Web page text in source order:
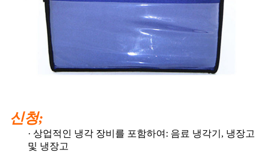
신청;
· 상업적인 냉각 장비를 포함하여: 음료 냉각기, 냉장고
및 냉장고